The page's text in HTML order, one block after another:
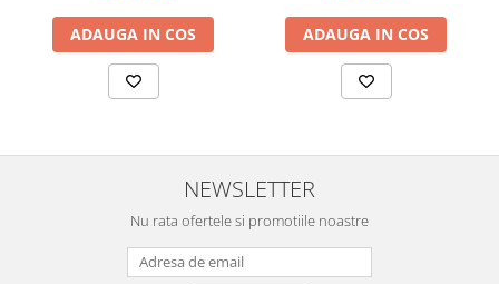
ADAUGA IN COS ADAUGA IN COS
NEWSLETTER
Nu rata ofertele si promotiile noastre